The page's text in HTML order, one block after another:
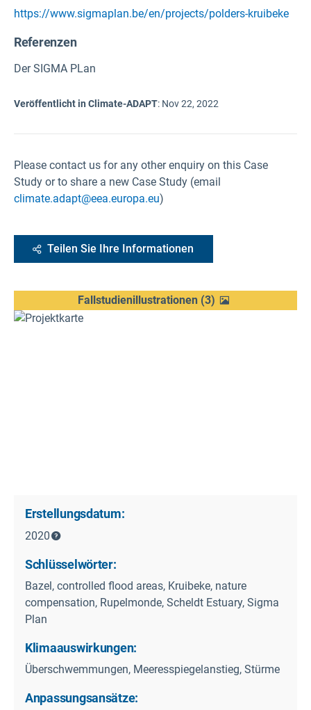
https://www.sigmaplan.be/en/projects/polders-kruibeke
Referenzen
Der SIGMA PLan
Veröffentlicht in Climate-ADAPT: Nov 22, 2022
Please contact us for any other enquiry on this Case
Study or to share a new Case Study (email
climate.adapt@eea.europa.eu)
Teilen Sie Ihre Informationen
Fallstudienillustrationen(3)
Erstellungsdatum:
2020
Schlüsselwörter:
Bazel, controlled flood areas, Kruibeke, nature
compensation, Rupelmonde, Scheldt Estuary, Sigma
Plan
Klimaauswirkungen:
Überschwemmungen, Meeresspiegelanstieg, Stürme
Anpassungsansätze: